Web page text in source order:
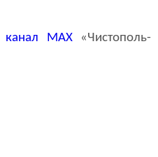
канал MAX«Чистополь-